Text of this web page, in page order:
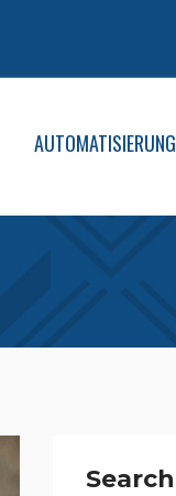
AUTOMATISIERUNG
Search